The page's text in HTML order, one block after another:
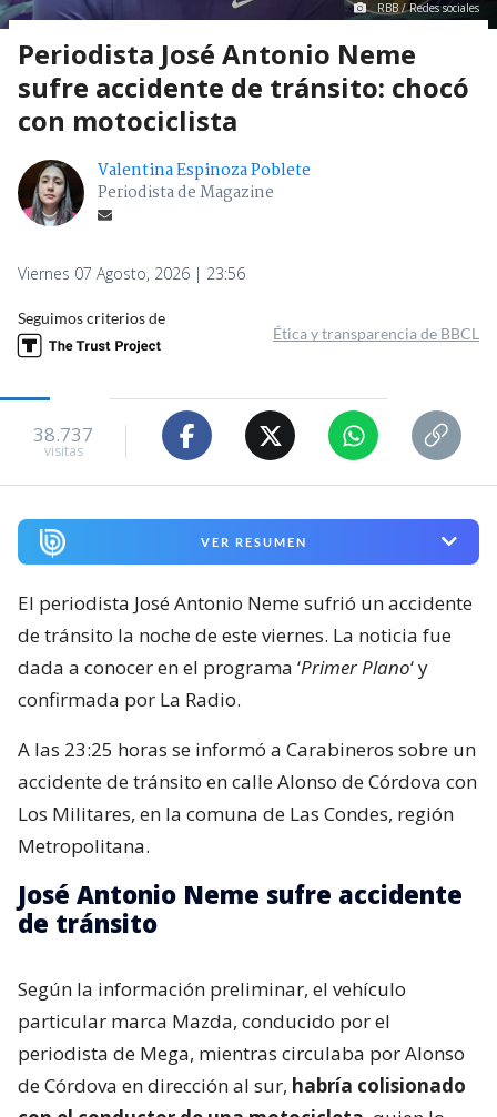
RBB / Redes sociales
Periodista José Antonio Neme
sufre accidente de tránsito: chocó
con motociclista
Valentina Espinoza Poblete
Periodista de Magazine
Viernes 07 Agosto, 2026 | 23:56
Seguimos criterios de
Ética y transparencia de BBCL
38.737
visitas
VER RESUMEN
El periodista José Antonio Neme sufrió un accidente
de tránsito la noche de este viernes. La noticia fue
dada a conocer en el programa ‘Primer Plano‘ y
confirmada por La Radio.
A las 23:25 horas se informó a Carabineros sobre un
accidente de tránsito en calle Alonso de Córdova con
Los Militares, en la comuna de Las Condes, región
Metropolitana.
José Antonio Neme sufre accidente
de tránsito
Según la información preliminar, el vehículo
particular marca Mazda, conducido por el
periodista de Mega, mientras circulaba por Alonso
de Córdova en dirección al sur, habría colisionado